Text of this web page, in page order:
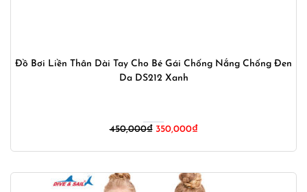
Đồ Bơi Liền Thân Dài Tay Cho Bé Gái Chống Nắng Chống Đen
Da DS212 Xanh
450,000₫ Giá
450,000₫.
350,000₫Giá
là:
350,000₫.